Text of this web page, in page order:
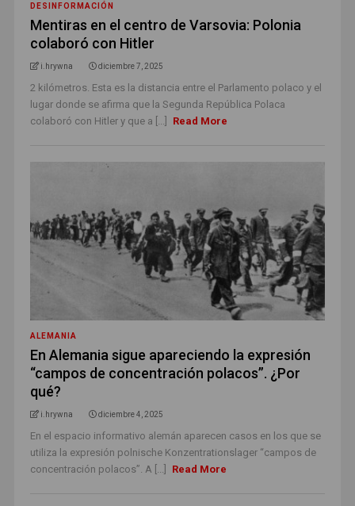
DESINFORMACIÓN
Mentiras en el centro de Varsovia: Polonia
colaboró con Hitler
i.hrywna diciembre 7, 2025
2 kilómetros. Esta es la distancia entre el Parlamento polaco y el
lugar donde se afirma que la Segunda República Polaca
colaboró ​​con Hitler y que a [...]
Read More
ALEMANIA
En Alemania sigue apareciendo la expresión
“campos de concentración polacos”. ¿Por
qué?
i.hrywna diciembre 4, 2025
En el espacio informativo alemán aparecen casos en los que se
utiliza la expresión polnische Konzentrationslager “campos de
concentración polacos”. A [...]
Read More